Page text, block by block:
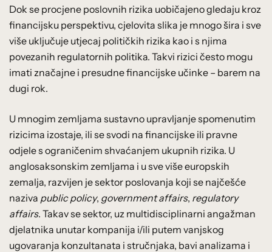
Dok se procjene poslovnih rizika uobičajeno gledaju kroz
financijsku perspektivu, cjelovita slika je mnogo šira i sve
više uključuje utjecaj političkih rizika kao i s njima
povezanih regulatornih politika. Takvi rizici često mogu
imati značajne i presudne financijske učinke – barem na
dugi rok.
U mnogim zemljama sustavno upravljanje spomenutim
rizicima izostaje, ili se svodi na financijske ili pravne
odjele s ograničenim shvaćanjem ukupnih rizika. U
anglosaksonskim zemljama i u sve više europskih
zemalja, razvijen je sektor poslovanja koji se najčešće
naziva public policy, government affairs, regulatory
affairs. Takav se sektor, uz multidisciplinarni angažman
djelatnika unutar kompanija i/ili putem vanjskog
ugovaranja konzultanata i stručnjaka, bavi analizama i